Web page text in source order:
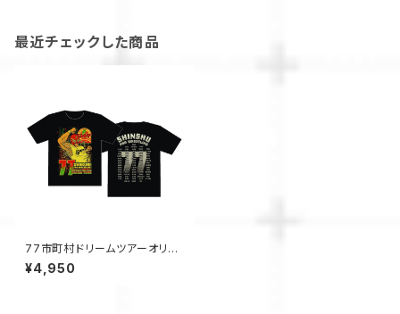
最近チェックした商品
77市町村ドリームツアーオリジ
ナルTシャツ
¥4,950